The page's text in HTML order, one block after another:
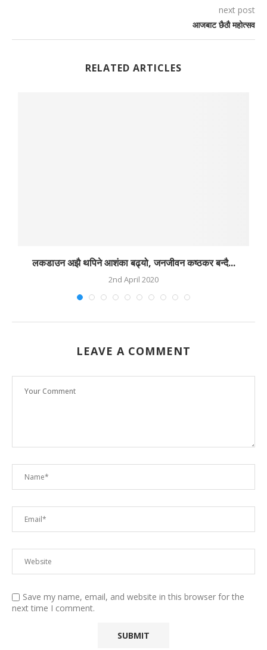
next post
आजबाट छैठौ महोत्सव
RELATED ARTICLES
लकडाउन अझै थपिने आशंका बढ्यो, जनजीवन कष्ठकर बन्दै...
2nd April 2020
LEAVE A COMMENT
Save my name, email, and website in this browser for the
next time I comment.